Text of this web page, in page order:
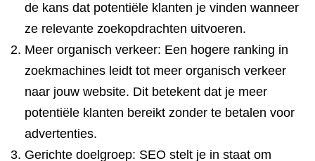
de kans dat potentiële klanten je vinden wanneer
ze relevante zoekopdrachten uitvoeren.
Meer organisch verkeer: Een hogere ranking in
zoekmachines leidt tot meer organisch verkeer
naar jouw website. Dit betekent dat je meer
potentiële klanten bereikt zonder te betalen voor
advertenties.
Gerichte doelgroep: SEO stelt je in staat om